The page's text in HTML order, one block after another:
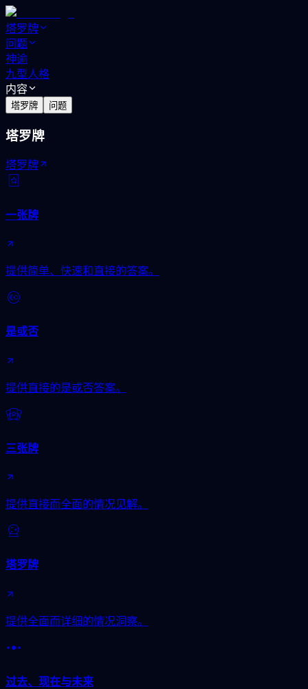
塔罗牌
问题
神谕
九型人格
内容
塔罗牌 问题
塔罗牌
塔罗牌
一张牌
提供简单、快速和直接的答案。
是或否
提供直接的是或否答案。
三张牌
提供直接而全面的情况见解。
塔罗牌
提供全面而详细的情况洞察。
过去、现在与未来